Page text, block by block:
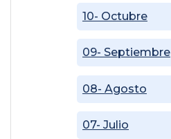
07- Julio
08- Agosto
09- Septiembre
10- Octubre